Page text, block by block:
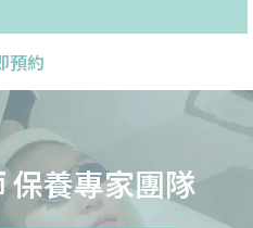
預約
保養專家團隊